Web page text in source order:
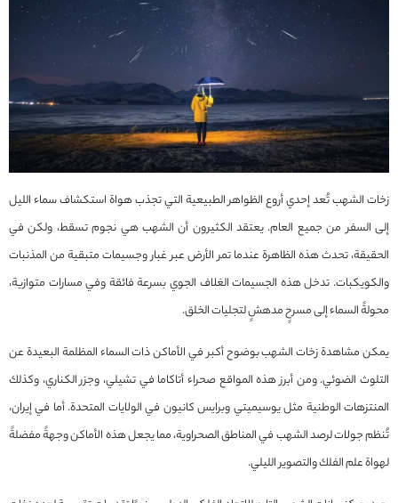
زخات الشهب تُعد إحدي أروع الظواهر الطبيعية التي تجذب هواة استكشاف سماء الليل
إلى السفر من جمیع العام. يعتقد الكثيرون أن الشهب هي نجوم تسقط، ولكن في
الحقيقة، تحدث هذه الظاهرة عندما تمر الأرض عبر غبار وجسيمات متبقية من المذنبات
والكويكبات. تدخل هذه الجسيمات الغلاف الجوي بسرعة فائقة وفي مسارات متوازية،
محولةً السماء إلى مسرحٍ مدهشٍ لتجليات الخلق.
يمكن مشاهدة زخات الشهب بوضوح أكبر في الأماكن ذات السماء المظلمة البعيدة عن
التلوث الضوئي. ومن أبرز هذه المواقع صحراء أتاكاما في تشيلي، وجزر الكناري، وكذلك
المنتزهات الوطنية مثل يوسيميتي وبرايس كانيون في الولايات المتحدة. أما في إيران،
تُنظم جولات لرصد الشهب في المناطق الصحراوية، مما يجعل هذه الأماكن وجهةً مفضلةً
لهواة علم الفلك والتصوير الليلي.